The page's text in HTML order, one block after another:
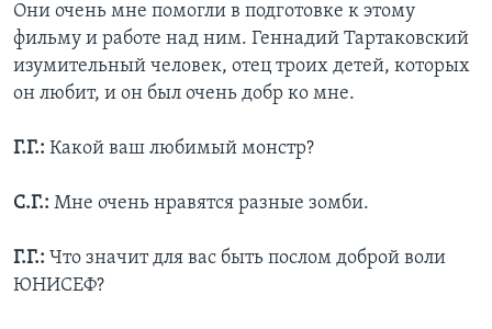
Они очень мне помогли в подготовке к этому
фильму и работе над ним. Геннадий Тартаковский
изумительный человек, отец троих детей, которых
он любит, и он был очень добр ко мне.
Г.Г.: Какой ваш любимый монстр?
С.Г.: Мне очень нравятся разные зомби.
Г.Г.: Что значит для вас быть послом доброй воли
ЮНИСЕФ?